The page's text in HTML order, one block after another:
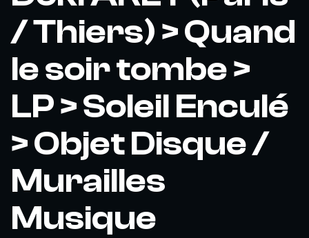
/ Thiers) > Quand
le soir tombe >
LP > Soleil Enculé
> Objet Disque /
Murailles
Musique